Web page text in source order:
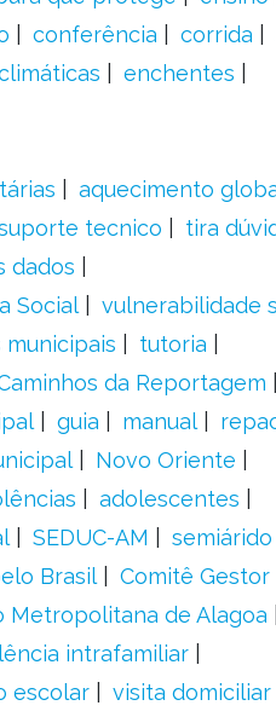
conferência corrida
enchentes
aquecimento
tecnico
tira
dados
Social
vulnerabilidade
tutoria
da Reportagem
guia manual
Novo Oriente
adolescentes
SEDUC-AM
semiárido
Brasil
Comitê Gestor
Metropolitana de Alagoa
intrafamiliar
escolar
visita domiciliar